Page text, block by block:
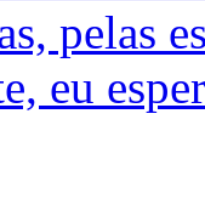
pelas
eu